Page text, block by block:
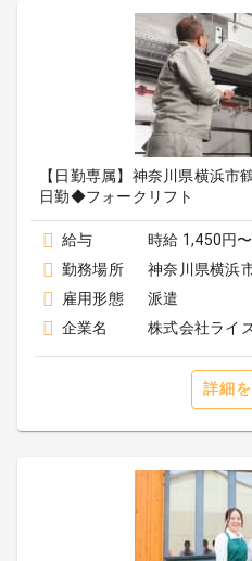
【日勤専属】神奈川県横浜
日勤◆フォークリフト
給与
時給 1,450円〜
勤務場所
神奈川県横浜
雇用形態
派遣
企業名
株式会社ライ
詳細